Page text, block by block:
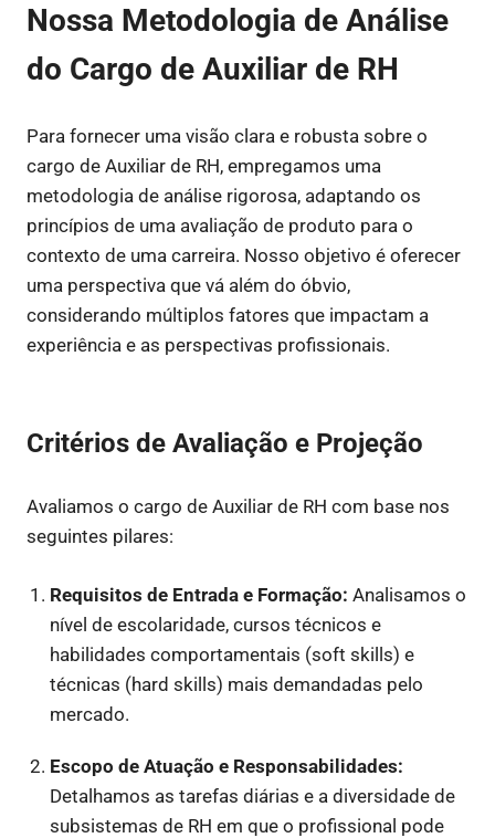
Nossa Metodologia de Análise
do Cargo de Auxiliar de RH
Para fornecer uma visão clara e robusta sobre o
cargo de Auxiliar de RH, empregamos uma
metodologia de análise rigorosa, adaptando os
princípios de uma avaliação de produto para o
contexto de uma carreira. Nosso objetivo é oferecer
uma perspectiva que vá além do óbvio,
considerando múltiplos fatores que impactam a
experiência e as perspectivas profissionais.
Critérios de Avaliação e Projeção
Avaliamos o cargo de Auxiliar de RH com base nos
seguintes pilares:
Requisitos de Entrada e Formação: Analisamos o
nível de escolaridade, cursos técnicos e
habilidades comportamentais (soft skills) e
técnicas (hard skills) mais demandadas pelo
mercado.
Escopo de Atuação e Responsabilidades:
Detalhamos as tarefas diárias e a diversidade de
subsistemas de RH em que o profissional pode